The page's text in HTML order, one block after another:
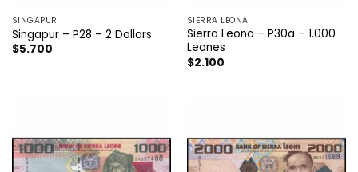
SINGAPUR
Singapur – P28 – 2 Dollars
$5.700
SIERRA LEONA
Sierra Leona – P30a – 1.000
Leones
$2.100